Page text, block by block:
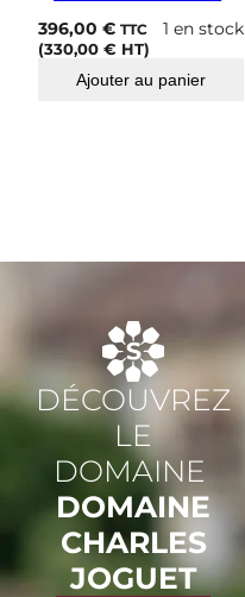
396,00€ TTC
(330,00€ HT)
1 en stock
Ajouter au panier
DÉCOUVREZ
LE
DOMAINE
DOMAINE
CHARLES
JOGUET